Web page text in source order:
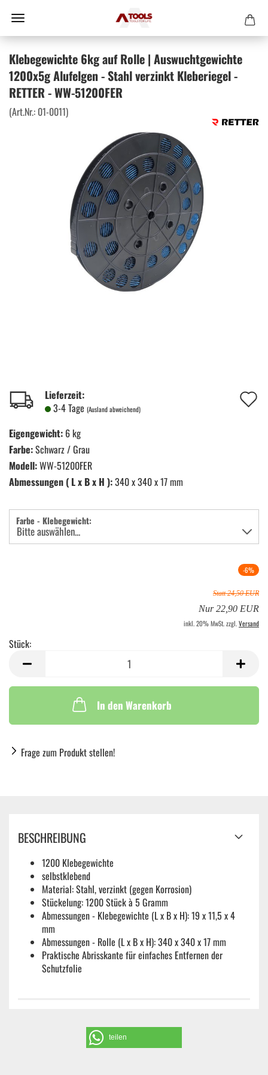
Klebegewichte 6kg auf Rolle | Auswuchtgewichte
1200x5g Alufelgen - Stahl verzinkt Kleberiegel -
RETTER - WW-51200FER
(Art.Nr.: 01-0011)
Lieferzeit:
3-4 Tage (Ausland abweichend)
Eigengewicht: 6 kg
Farbe:Schwarz / Grau
Modell:WW-51200FER
Abmessungen ( L x B x H ):340 x 340 x 17 mm
Farbe - Klebegewicht:
-6%
Statt 24,50 EUR
Nur 22,90 EUR
inkl. 20% MwSt. zzgl.Versand
Stück:
In den Warenkorb
Frage zum Produkt stellen!
BESCHREIBUNG
1200 Klebegewichte
selbstklebend
Material: Stahl, verzinkt (gegen Korrosion)
Stückelung: 1200 Stück à 5 Gramm
Abmessungen - Klebegewichte (L x B x H): 19 x 11,5 x 4
mm
Abmessungen - Rolle (L x B x H): 340 x 340 x 17 mm
Praktische Abrisskante für einfaches Entfernen der
Schutzfolie
teilen